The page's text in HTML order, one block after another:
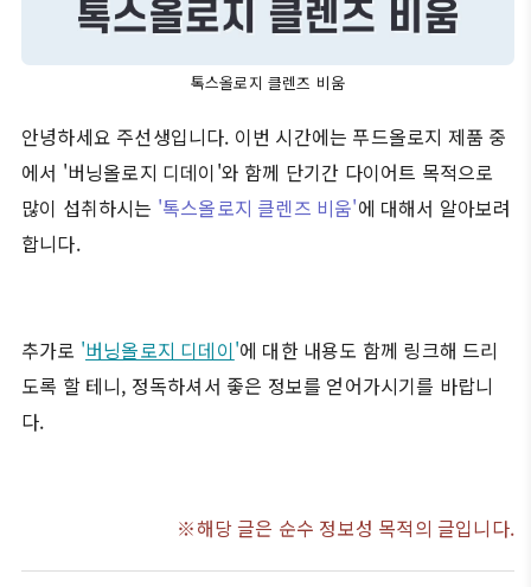
톡스올로지 클렌즈 비움
안녕하세요 주선생입니다. 이번 시간에는 푸드올로지 제품 중
에서 '버닝올로지 디데이'와 함께 단기간 다이어트 목적으로
많이 섭취하시는 '톡스올로지 클렌즈 비움'에 대해서 알아보려
합니다.
추가로 '버닝올로지 디데이'에 대한 내용도 함께 링크해 드리
도록 할 테니, 정독하셔서 좋은 정보를 얻어가시기를 바랍니
다.
※해당 글은 순수 정보성 목적의 글입니다.